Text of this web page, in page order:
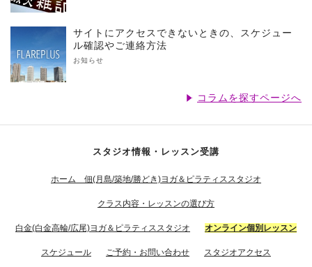
サイトにアクセスできないときの、スケジュー
ル確認やご連絡方法
お知らせ
コラムを探すページへ
スタジオ情報・レッスン受講
ホーム 佃(月島/築地/勝どき)ヨガ＆ピラティススタジオ
クラス内容・レッスンの選び方
白金(白金高輪/広尾)ヨガ＆ピラティススタジオ オンライン個別レッスン
スケジュール ご予約・お問い合わせ スタジオアクセス